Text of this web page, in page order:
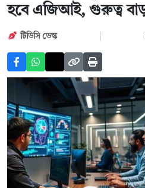
হবে এজিআই, গুরুত্ব
টিডিসি ডেস্ক